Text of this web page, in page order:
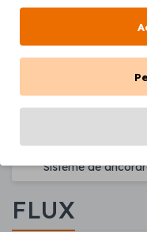
Placi foto &
Sablare
Sisteme de
FLUX